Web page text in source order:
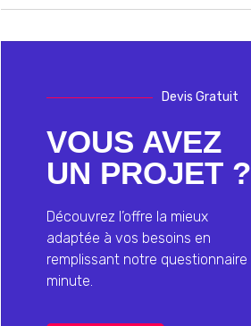
Devis Gratuit
VOUS AVEZ
UN PROJET ?
Découvrez l’offre la mieux
adaptée à vos besoins en
remplissant notre questionnaire
minute.